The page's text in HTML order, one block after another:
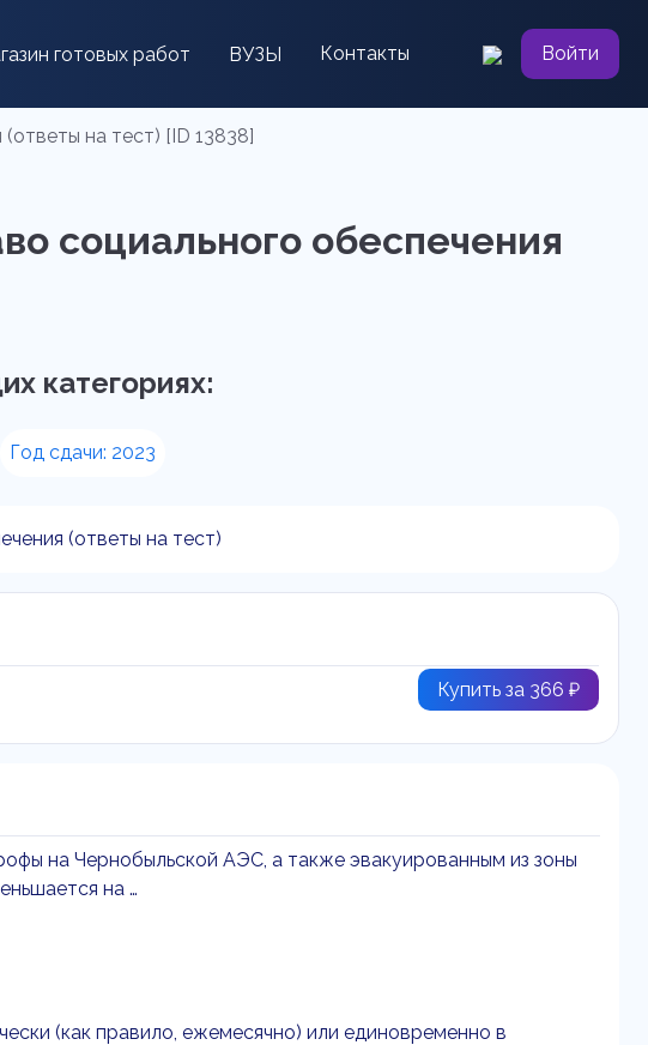
готовых работ ВУЗЫ Контакты Войти
на тест) [ID 13838]
социального обеспечения
категориях:
Год сдачи: 2023
(ответы на тест)
Купить за 366 ₽
на Чернобыльской АЭС, а также эвакуированным из зоны
на …
(как правило, ежемесячно) или единовременно в